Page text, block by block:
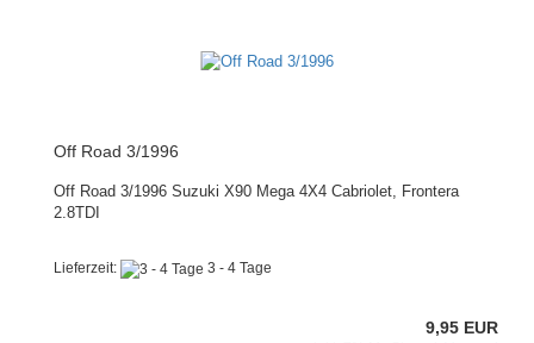
Off Road 3/1996
Off Road 3/1996 Suzuki X90 Mega 4X4 Cabriolet, Frontera
2.8TDI
Lieferzeit: 3 - 4 Tage
9,95 EUR